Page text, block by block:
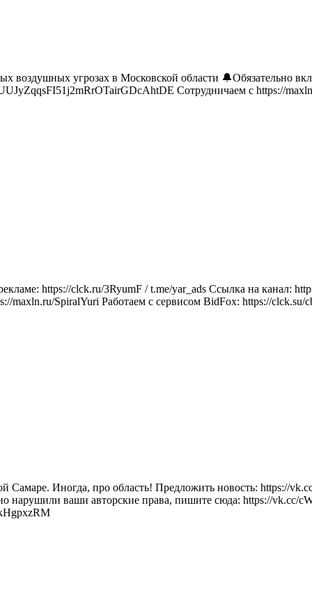
воздушных угрозах в Московской области 🔔Обязательно
Сотрудничаем с https://
https://clck.ru/3RyumF / t.me/yar_ads Ссылка на канал:
SpiralYuri Работаем с сервисом BidFox: https://
Иногда, про область! Предложить новость: https://
нарушили ваши авторские права, пишите сюда: https://vk.cc/